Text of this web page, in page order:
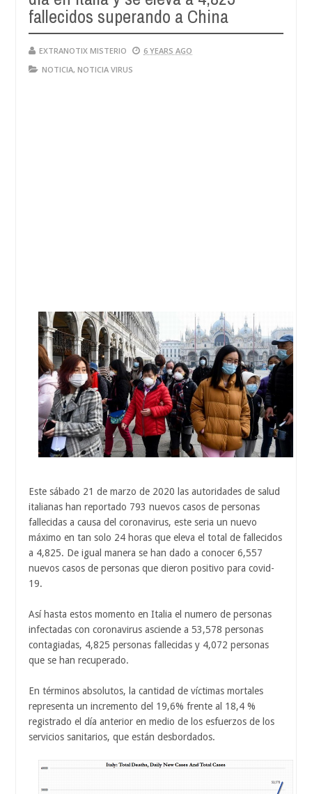
fallecidos superando a China
EXTRANOTIX MISTERIO
6 YEARS AGO
NOTICIA, NOTICIA VIRUS
Este sábado 21 de marzo de 2020 las autoridades de salud
italianas han reportado 793 nuevos casos de personas
fallecidas a causa del coronavirus, este seria un nuevo
máximo en tan solo 24 horas que eleva el total de fallecidos
a 4,825. De igual manera se han dado a conocer 6,557
nuevos casos de personas que dieron positivo para covid-
19.
Así hasta estos momento en Italia el numero de personas
infectadas con coronavirus asciende a 53,578 personas
contagiadas, 4,825 personas fallecidas y 4,072 personas
que se han recuperado.
En términos absolutos, la cantidad de víctimas mortales
representa un incremento del 19,6% frente al 18,4 %
registrado el día anterior en medio de los esfuerzos de los
servicios sanitarios, que están desbordados.